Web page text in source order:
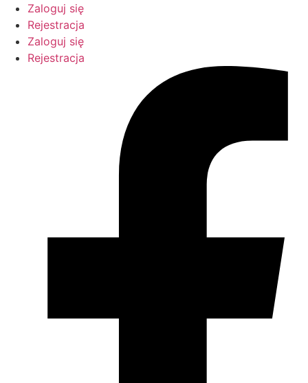
Przejdź
treści
Zaloguj się
Rejestracja
Zaloguj się
Rejestracja